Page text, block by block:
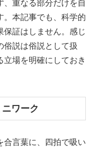
、重なる部分だけを自
。本記事でも、科学的
保証はしません。感じ
俗説は俗説として扱
立場を明確にしておき
ワーク
合言葉に、四拍で吸い